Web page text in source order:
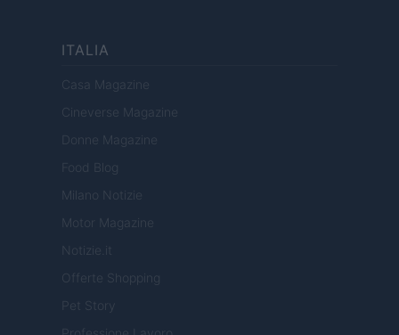
ITALIA
Casa Magazine
Cineverse Magazine
Donne Magazine
Food Blog
Milano Notizie
Motor Magazine
Notizie.it
Offerte Shopping
Pet Story